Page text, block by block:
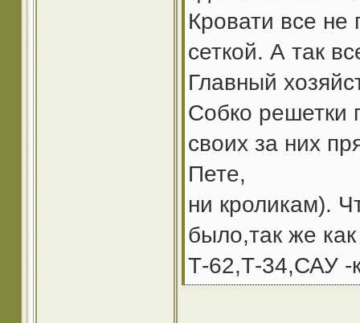
Кровати все не
сеткой. А так
Главный
Собко решетки
своих за них
Пете,
ни кроликам).
было,так же
Т-62,Т-34,САУ -